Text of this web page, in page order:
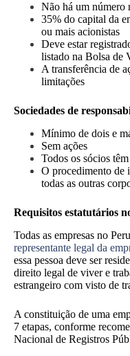
Não há um número
35% do capital da
ou mais acionistas
Deve estar
listado na Bolsa de
A transferência de
limitações
Sociedades de
Mínimo de dois e
Sem ações
Todos os sócios
O procedimento de
todas as outras
Requisitos estatutários
Todas as empresas no
representante legal da
essa pessoa deve ser
direito legal de viver e
estrangeiro com visto de
A constituição de uma
7 etapas, conforme
Nacional de Registros